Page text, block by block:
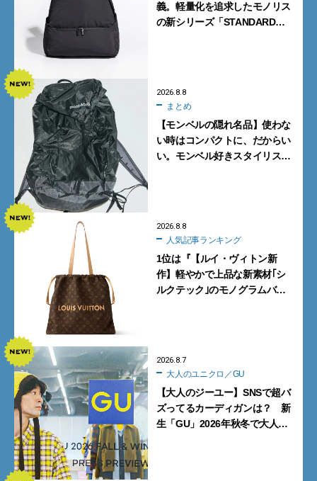
義。軽量化を追求したモノリス
の新シリーズ「STANDARD
2026.8.8
まとめ
【モンベルの隠れ名品】使わな
い時はコンパクトに、だからい
い。モンベル好きスタイリスト
2026.8.8
人気記事ランキング
1位は『【ルイ・ヴィトン新
作】軽やかで上品な新素材｢シ
ルクテック｣のモノグラムバッ
2026.8.7
大人のユニクロ／GU
【大人のジーユー】SNSで超バ
ズってるカーディガンは？ 新
生「GU」2026年秋冬で大人メ